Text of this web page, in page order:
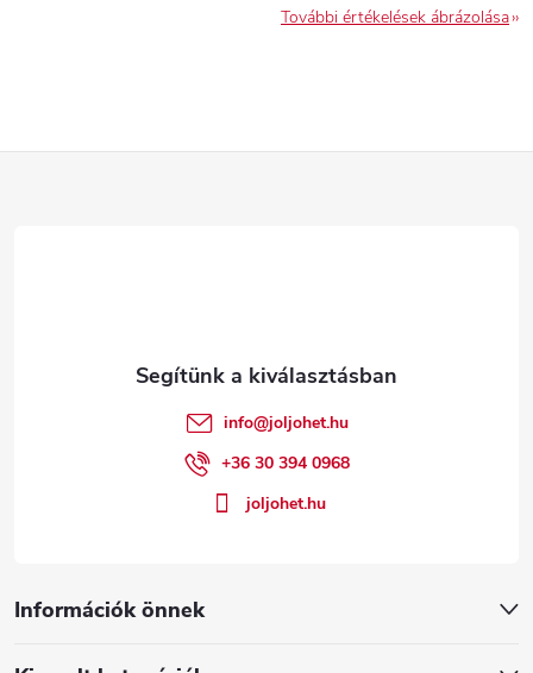
További értékelések ábrázolása
Információk önnek
info@joljohet.hu
+36 30 394 0968
joljohet.hu